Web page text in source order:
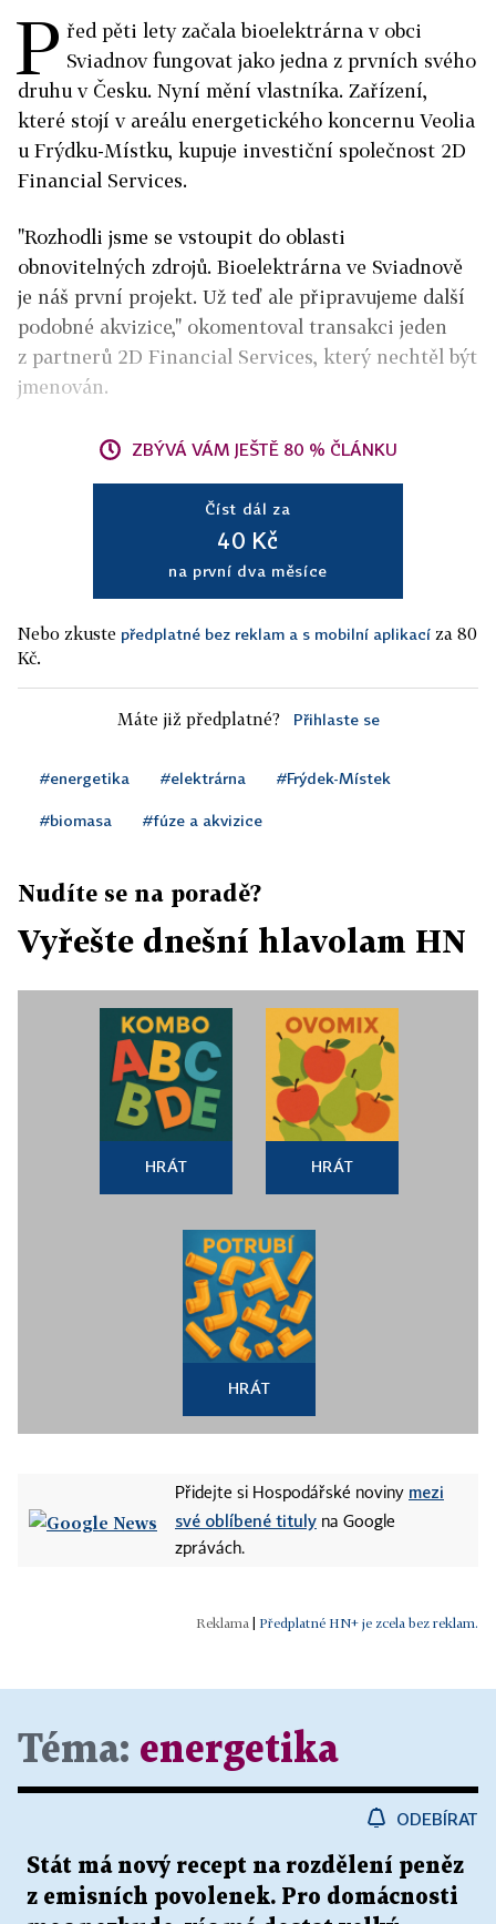
P řed pěti lety začala bioelektrárna v obci
Sviadnov fungovat jako jedna z prvních svého
druhu v Česku. Nyní mění vlastníka. Zařízení,
které stojí v areálu energetického koncernu Veolia
u Frýdku-Místku, kupuje investiční společnost 2D
Financial Services.
"Rozhodli jsme se vstoupit do oblasti
obnovitelných zdrojů. Bioelektrárna ve Sviadnově
je náš první projekt. Už teď ale připravujeme další
podobné akvizice," okomentoval transakci jeden
z partnerů 2D Financial Services, který nechtěl být
jmenován.
ZBÝVÁ VÁM JEŠTĚ 80 % ČLÁNKU
Číst dál za
40 Kč
na první dva měsíce
Nebo zkuste předplatné bez reklam a s mobilní aplikací za 80
Kč.
Máte již předplatné? Přihlaste se
#energetika #elektrárna #Frýdek-Místek
#biomasa #fúze a akvizice
Nudíte se na poradě?
Vyřešte dnešní hlavolam HN
HRÁT HRÁT
HRÁT
Přidejte si Hospodářské noviny mezi
své oblíbené tituly na Google
zprávách.
Předplatné HN+ je zcela bez reklam.
Téma: energetika
ODEBÍRAT
Stát má nový recept na rozdělení peněz
z emisních povolenek. Pro domácnosti